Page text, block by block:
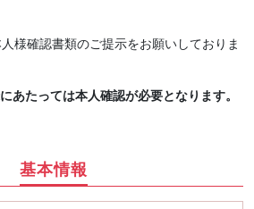
様確認書類のご提示をお願いしておりま
あたっては本人確認が必要となります。
基本情報